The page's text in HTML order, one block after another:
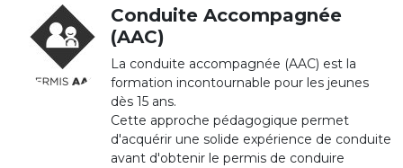
Conduite Accompagnée
(AAC)
La conduite accompagnée (AAC) est la
formation incontournable pour les jeunes
dès 15 ans.
Cette approche pédagogique permet
d'acquérir une solide expérience de conduite
avant d'obtenir le permis de conduire